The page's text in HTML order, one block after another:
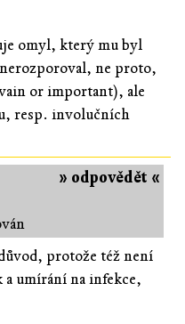
omyl, který mu byl
ne proto,
or important), ale
resp. involučních
» odpovědět «
protože též není
umírání na infekce,